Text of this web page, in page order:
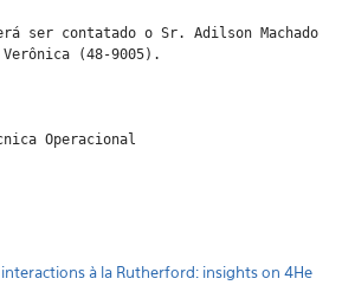
ser contatado o Sr. Adilson Machado
(48-9005).
Operacional
à la Rutherford: insights on 4He